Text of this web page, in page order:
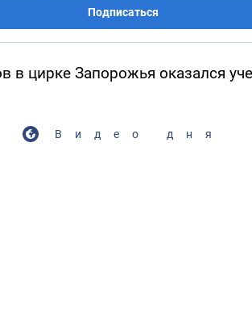
Подписаться
в цирке Запорожья оказался
Видео дня